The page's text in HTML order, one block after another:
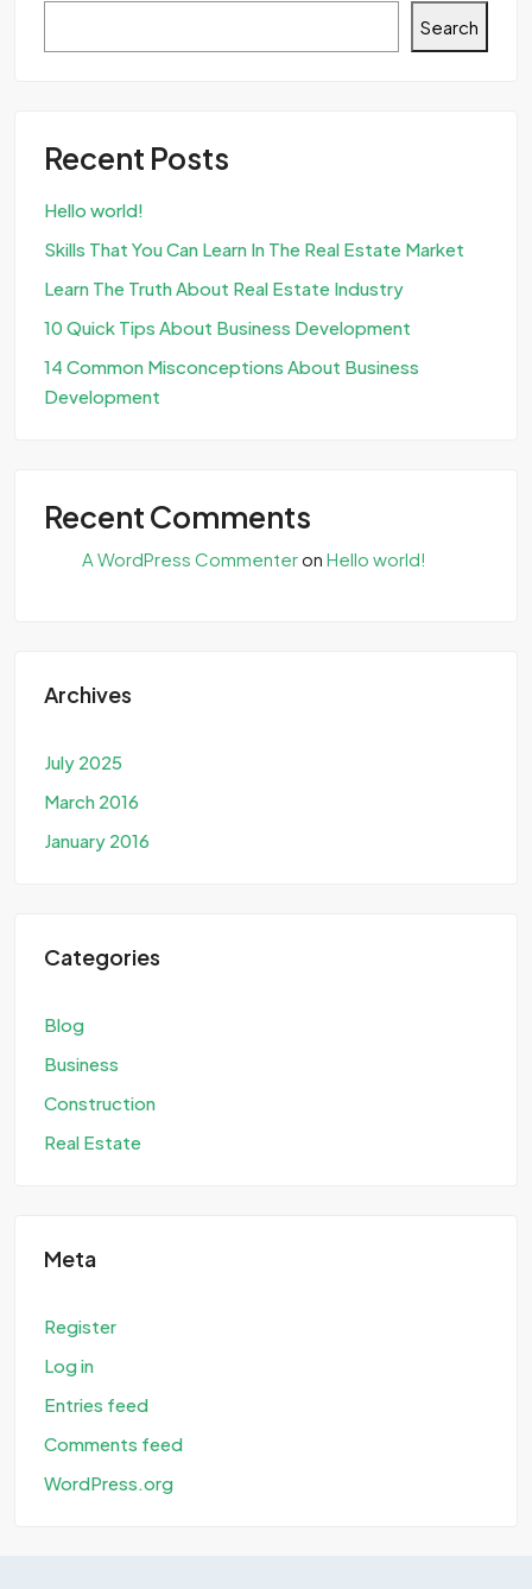
Search
Recent Posts
Hello world!
Skills That You Can Learn In The Real Estate Market
Learn The Truth About Real Estate Industry
10 Quick Tips About Business Development
14 Common Misconceptions About Business
Development
Recent Comments
A WordPress Commenteron Hello world!
Archives
July 2025
March 2016
January 2016
Categories
Blog
Business
Construction
Real Estate
Meta
Register
Log in
Entries feed
Comments feed
WordPress.org